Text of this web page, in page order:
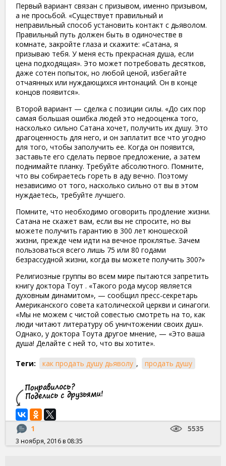
Первый вариант связан с призывом, именно призывом,
а не просьбой. «Существует правильный и
неправильный способ установить контакт с дьяволом.
Правильный путь должен быть в одиночестве в
комнате, закройте глаза и скажите: «Сатана, я
призываю тебя. У меня есть прекрасная душа, если
цена подходящая». Это может потребовать десятков,
даже сотен попыток, но любой ценой, избегайте
отчаянных или нуждающихся интонаций. Он в конце
концов появится».
Второй вариант — сделка с позиции силы. «До сих пор
самая большая ошибка людей это недооценка того,
насколько сильно Сатана хочет, получить их душу. Это
драгоценность для него, и он заплатит все что угодно
для того, чтобы заполучить ее. Когда он появится,
заставьте его сделать первое предложение, а затем
поднимайте планку. Требуйте абсолютного. Помните,
что вы собираетесь гореть в аду вечно. Поэтому
независимо от того, насколько сильно от вы в этом
нуждаетесь, требуйте лучшего.
Помните, что необходимо оговорить продление жизни.
Сатана не скажет вам, если вы не спросите, но вы
можете получить гарантию в 300 лет юношеской
жизни, прежде чем идти на вечное проклятье. Зачем
пользоваться всего лишь 75 или 80 годами
безрассудной жизни, когда вы можете получить 300?»
Религиозные группы во всем мире пытаются запретить
книгу доктора Тоут . «Такого рода мусор является
духовным динамитом», — сообщил пресс-секретарь
Американского совета католической церкви и синагоги.
«Мы не можем с чистой совестью смотреть на то, как
люди читают литературу об уничтожении своих душ».
Однако, у доктора Тоута другое мнение, — «Это ваша
душа! Делайте с ней то, что вы хотите».
Теги: как продать душу дьяволу , продать душу
1 5535
3 ноября, 2016 в 08:35